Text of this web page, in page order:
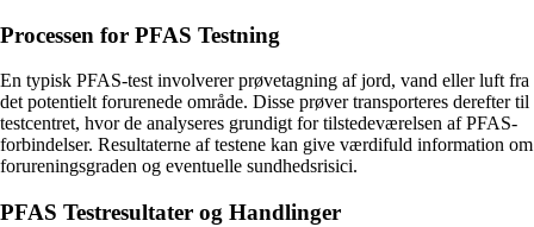
Processen for PFAS Testning
En typisk PFAS-test involverer prøvetagning af jord, vand eller luft fra
det potentielt forurenede område. Disse prøver transporteres derefter til
testcentret, hvor de analyseres grundigt for tilstedeværelsen af PFAS-
forbindelser. Resultaterne af testene kan give værdifuld information om
forureningsgraden og eventuelle sundhedsrisici.
PFAS Testresultater og Handlinger